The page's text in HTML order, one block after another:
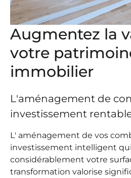
Augmentez la
votre
immobilier
L'aménagement de
investissement
L' aménagement de vos
investissement intelligent
considérablement votre
transformation valorise